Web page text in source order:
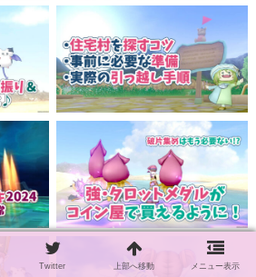
Twitter 上部へ移動 メニュー表示